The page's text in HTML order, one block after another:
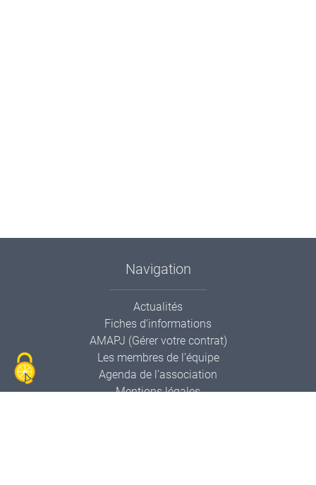
Navigation
Actualités
Fiches d’informations
AMAPJ (Gérer votre contrat)
Les membres de l’équipe
Agenda de l’association
Mentions légales